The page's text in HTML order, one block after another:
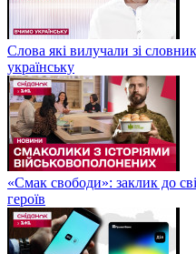
Слова які вилучали зі
українську
«Смак свободи»: заклик до
героїв